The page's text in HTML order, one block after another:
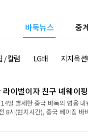
바둑뉴스 중
/ 칼럼 LG배 지지옥
이벌이자 친구 녜웨이
일 별세한 중국 바둑의 영웅
8시(현지시간), 중국 베이징 바